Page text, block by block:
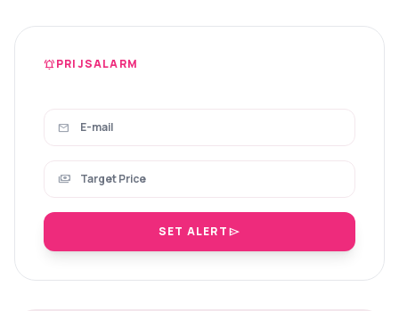
notifications_activePRIJSALARM
mail
payments
SET ALERTsend